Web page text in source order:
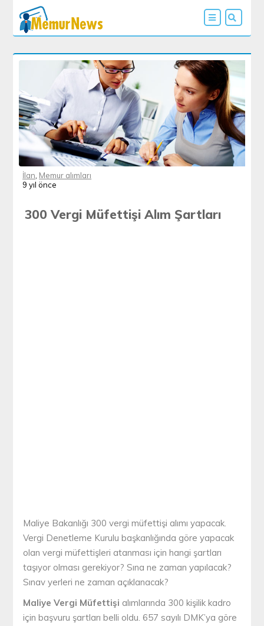
İlan Memur alımları
9 yıl önce
300 Vergi Müfettişi Alım Şartları
Maliye Bakanlığı 300 vergi müfettişi alımı yapacak.
Vergi Denetleme Kurulu başkanlığında göre yapacak
olan vergi müfettişleri atanması için hangi şartları
taşıyor olması gerekiyor? Sına ne zaman yapılacak?
Sınav yerleri ne zaman açıklanacak?
Maliye Vergi Müfettişi alımlarında 300 kişilik kadro
için başvuru şartları belli oldu. 657 sayılı DMK’ya göre